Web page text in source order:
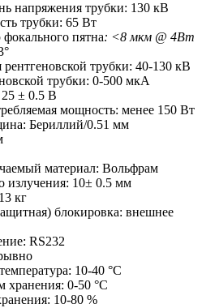
напряжения трубки: 130 кВ
трубки: 65 Вт
пятна: <8 мкм @ 4Вт
трубки: 40-130 кВ
трубки: 0-500 мкА
± 0.5 В
мощность: менее 150 Вт
Бериллий/0.51 мм
материал: Вольфрам
излучения: 10± 0.5 мм
кг
блокировка: внешнее
RS232
10-40 °С
хранения: 0-50 °С
10-80 %